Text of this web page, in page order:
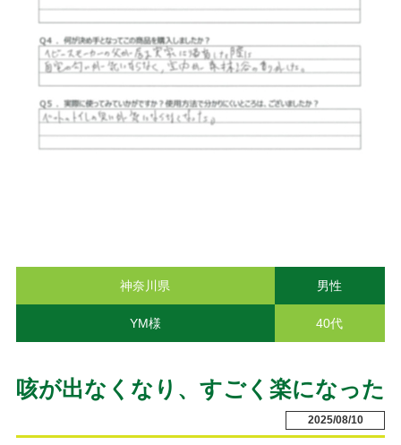
神奈川県 男性
YM様 40代
咳が出なくなり、すごく楽になった
2025/08/10